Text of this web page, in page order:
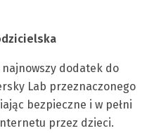
dodatek do
Lab przeznaczonego
bezpieczne i w pełni
przez dzieci.